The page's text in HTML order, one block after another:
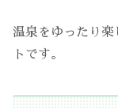
温泉をゆったり楽
トです。